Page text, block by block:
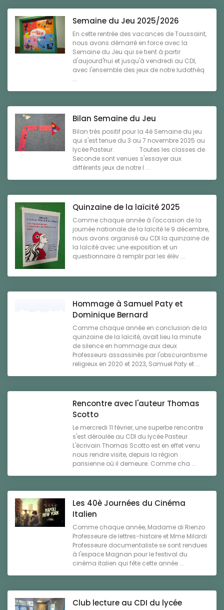
Semaine du Jeu 2025/2026
En cette rentrée des vacances de Toussaint,
nous avons démarré en force avec la
Semaine du Jeu qui se tient à partir
d'aujourd'hui et jusqu'à vendredi au CDI,
avec l'ensemble des jeux de notre ludothèq
...
Bilan Semaine du Jeu
Bilan très positif pour la 4è Semaine du jeu
qui s'est tenue du 3 au 7 novembre 2025 au
lycée Pasteur. Toutes les classes de
Seconde sont venues s'essayer aux
différents jeux de notre l ...
Quinzaine de la laïcité 2025
Comme chaque année à l'occasion de la
journée nationale de la laïcité le 9 décembre,
nous avons organisé au CDI la quinzaine de
la laïcité avec une exposition et un
questionnaire à remplir par les élèv ...
Hommage à Samuel Paty et
Dominique Bernard
Comme chaque année en conclusion de la
quinzaine de la laïcité, avait lieu la minute
de silence en hommage aux deux
Professeurs assassinés par l'obscurantisme
religieux en 2020 et 2023, Samuel Paty et ...
Rencontre avec l'auteur Thomas
Scotto
Le mercredi 11 février, une superbe rencontre
s'est déroulée au CDI du lycée Pasteur.
L'écrivain Thomas Scotto est en effet venu
nous rendre visite, depuis la région
parisienne où il demeure. Comme cha ...
Les 40è Journées du Cinéma
Italien
Comme chaque année, Madame di Rienzo
Professeure de lettres-histoire et Mme Milardi
Professeure documentaliste se sont rendues
à l'espace Magnan pour le festival du
cinéma italien qui fête cette année ...
Club lecture au CDI du lycée